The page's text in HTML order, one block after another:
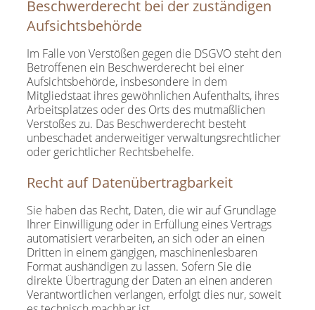
Beschwerderecht bei der zuständigen
Aufsichtsbehörde
Im Falle von Verstößen gegen die DSGVO steht den
Betroffenen ein Beschwerderecht bei einer
Aufsichtsbehörde, insbesondere in dem
Mitgliedstaat ihres gewöhnlichen Aufenthalts, ihres
Arbeitsplatzes oder des Orts des mutmaßlichen
Verstoßes zu. Das Beschwerderecht besteht
unbeschadet anderweitiger verwaltungsrechtlicher
oder gerichtlicher Rechtsbehelfe.
Recht auf Datenübertragbarkeit
Sie haben das Recht, Daten, die wir auf Grundlage
Ihrer Einwilligung oder in Erfüllung eines Vertrags
automatisiert verarbeiten, an sich oder an einen
Dritten in einem gängigen, maschinenlesbaren
Format aushändigen zu lassen. Sofern Sie die
direkte Übertragung der Daten an einen anderen
Verantwortlichen verlangen, erfolgt dies nur, soweit